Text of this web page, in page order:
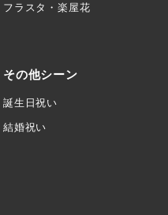
フラスタ・楽屋花
その他シーン
誕生日祝い
結婚祝い